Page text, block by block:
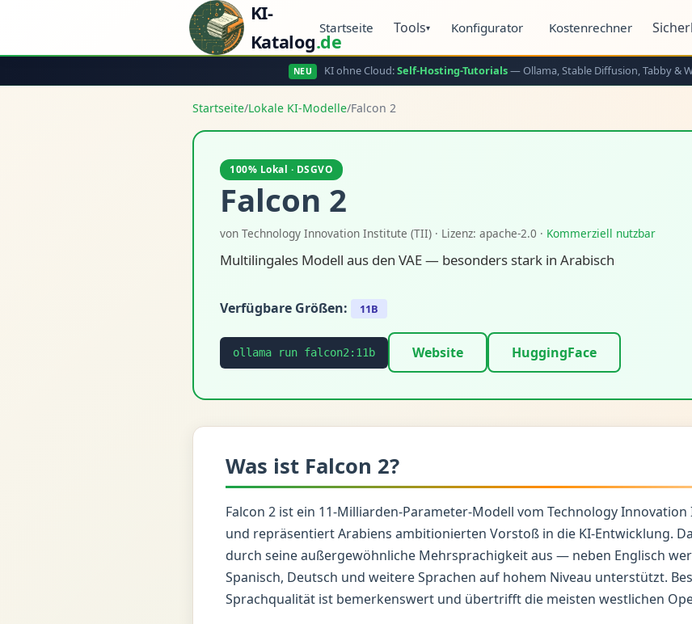
KI-
Katalog.de
Startseite Tools▾ Konfigurator Kostenrechner
NEU KI ohne Cloud:Self-Hosting-Tutorials— Ollama, Stable Diffusion, Tabby &
Startseite/Lokale KI-Modelle/Falcon 2
100% Lokal · DSGVO
Falcon 2
von Technology Innovation Institute (TII) · Lizenz: apache-2.0 · Kommerziell nutzbar
Multilingales Modell aus den VAE — besonders stark in Arabisch
Verfügbare Größen: 11B
ollama run falcon2:11b Website HuggingFace
Was ist Falcon 2?
Falcon 2 ist ein 11-Milliarden-Parameter-Modell vom Technology
und repräsentiert Arabiens ambitionierten Vorstoß in die KI-Entwicklung.
durch seine außergewöhnliche Mehrsprachigkeit aus — neben Englisch
Spanisch, Deutsch und weitere Sprachen auf hohem Niveau unterstützt.
Sprachqualität ist bemerkenswert und übertrifft die meisten westlichen